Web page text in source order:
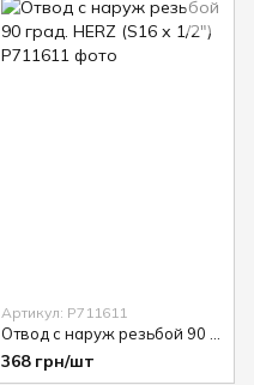
Артикул: P711611
368 грн/шт